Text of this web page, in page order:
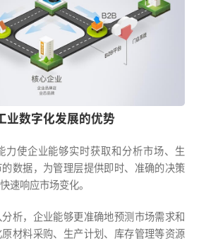
业数字化发展的优势
力使企业能够实时获取和分析市场、生
数据，为管理层提供即时、准确的决策
速响应市场变化。
析，企业能够更准确地预测市场需求和
材料采购、生产计划、库存管理等资源